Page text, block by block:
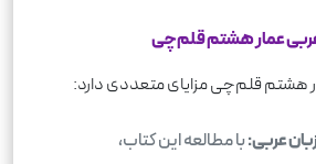
عربی عمار هشتم قلم‌چی
هشتم قلم‌چی مزایای متعددی دارد:
عربی:با مطالعه این کتاب،